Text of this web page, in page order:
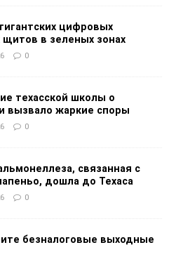
цифровых
в зеленых зонах
0
техасской школы о
вызвало жаркие споры
0
связанная с
дошла до Техаса
0
безналоговые выходные